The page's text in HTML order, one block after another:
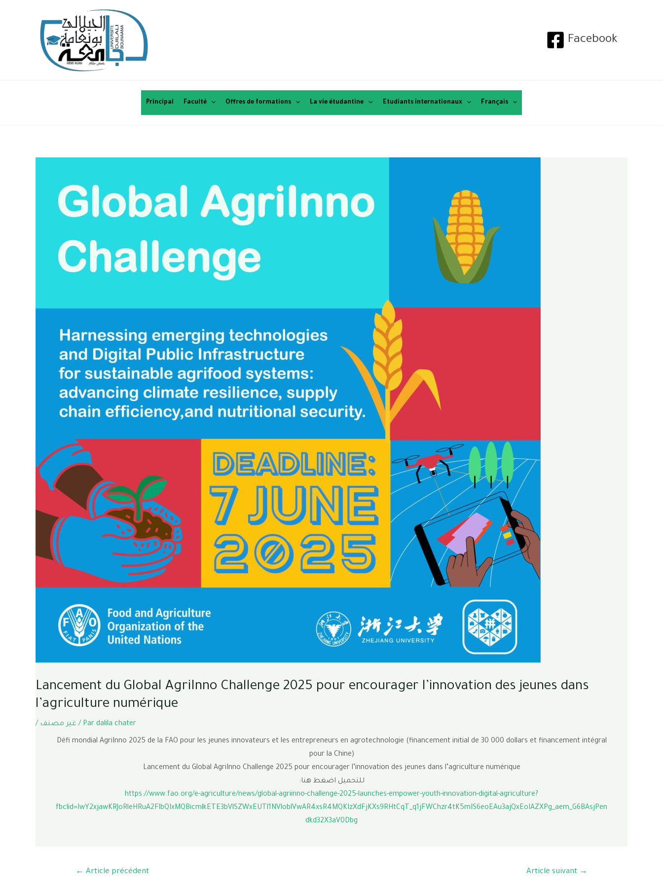
Facebook
Principal Faculté Offres de formations La vie étudantine Etudiants internationaux Français
Lancement du Global AgriInno Challenge 2025 pour encourager l’innovation des jeunes dans
l’agriculture numérique
/ غير مصنف / Par dalila chater
Défi mondial AgriInno 2025 de la FAO pour les jeunes innovateurs et les entrepreneurs en agrotechnologie (financement initial de 30 000 dollars et financement intégral
pour la Chine)
Lancement du Global AgriInno Challenge 2025 pour encourager l’innovation des jeunes dans l’agriculture numérique
للتحميل اضغط هنا:
https://www.fao.org/e-agriculture/news/global-agriinno-challenge-2025-launches-empower-youth-innovation-digital-agriculture?
fbclid=IwY2xjawKRJoRleHRuA2FlbQIxMQBicmlkETE3bVlSZWxEUTl1NVloblVwAR4xsR4MQKIzXdFjKXs9RHtCqT_q1jFWChzr4tK5mIS6eoEAu3ajQxEoIAZXPg_aem_G6BAsjPen
dkd32X3aV0Dbg
← Article précédent Article suivant →